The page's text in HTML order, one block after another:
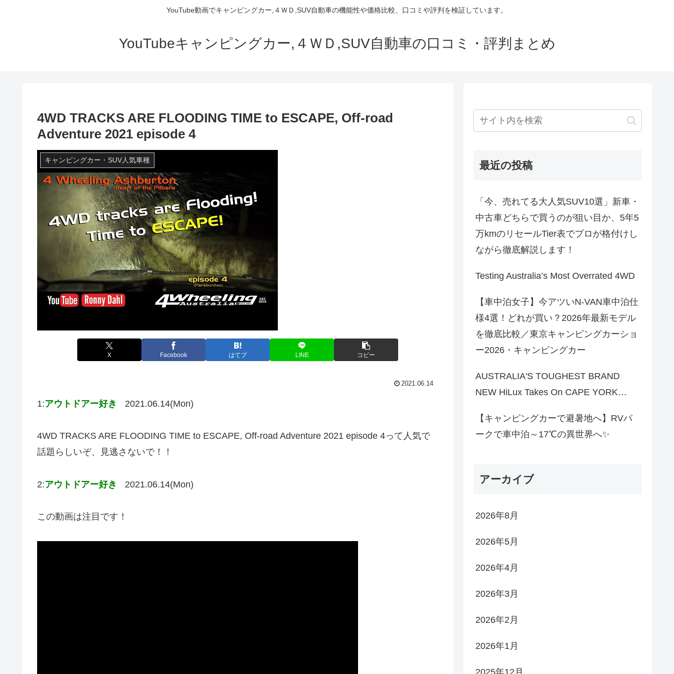
YouTube動画でキャンピングカー,４ＷＤ,SUV自動車の機能性や価格比較、口コミや評判を検証しています。
YouTubeキャンピングカー,４ＷＤ,SUV自動車の口コミ・評判まとめ
4WD TRACKS ARE FLOODING TIME to ESCAPE, Off-road
Adventure 2021 episode 4
キャンピングカー・SUV人気車種
X Facebook はてブ LINE コピー
2021.06.14
1:アウトドアー好き 2021.06.14(Mon)
4WD TRACKS ARE FLOODING TIME to ESCAPE, Off-road Adventure 2021 episode 4って人気で
話題らしいぞ、見逃さないで！！
2:アウトドアー好き 2021.06.14(Mon)
この動画は注目です！
最近の投稿
「今、売れてる大人気SUV10選」新車・
中古車どちらで買うのが狙い目か、5年5
万kmのリセールTier表でプロが格付けし
ながら徹底解説します！
Testing Australia’s Most Overrated 4WD
【車中泊女子】今アツいN-VAN車中泊仕
様4選！どれが買い？2026年最新モデル
を徹底比較／東京キャンピングカーショ
ー2026・キャンピングカー
AUSTRALIA'S TOUGHEST BRAND
NEW HiLux Takes On CAPE YORK…
【キャンピングカーで避暑地へ】RVパ
ークで車中泊～17℃の異世界へ✨
アーカイブ
2026年8月
2026年5月
2026年4月
2026年3月
2026年2月
2026年1月
2025年12月